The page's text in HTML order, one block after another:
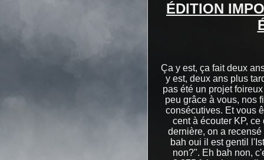
ÉDITION
Ça y est, ça fait deux
y est, deux ans plus
pas été un projet
peu grâce à vous, nos
consécutives. Et vous
cent à écouter KP,
dernière, on a
bah oui il est gentil
non?". Eh bah non,